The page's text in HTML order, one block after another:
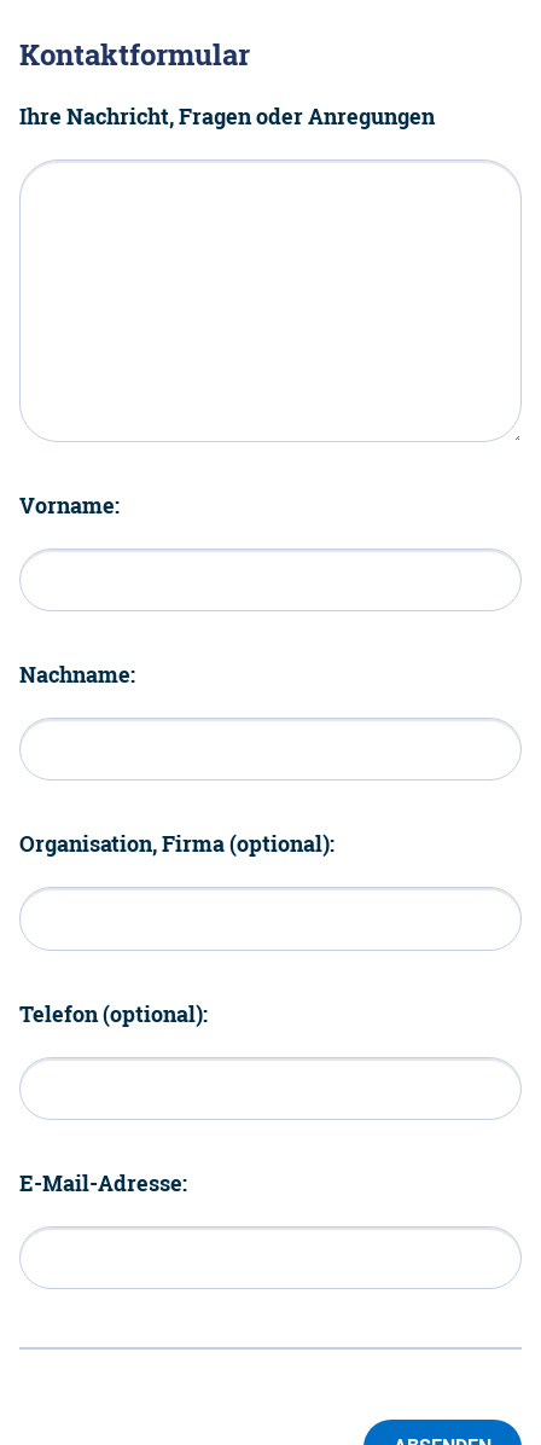
Kontaktformular
Ihre Nachricht, Fragen oder Anregungen
Vorname:
Nachname:
Organisation, Firma (optional):
Telefon (optional):
E-Mail-Adresse: